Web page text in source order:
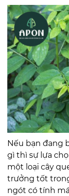
Nếu bạn đang
gì thì sự lựa
một loại cây
trưởng tốt
ngót có tính